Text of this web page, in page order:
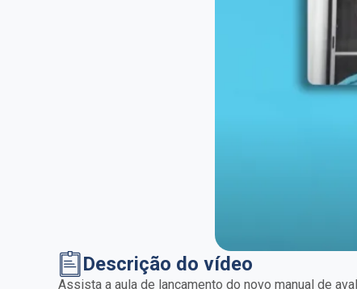
Descrição do vídeo
Assista a aula de lançamento do novo manual de